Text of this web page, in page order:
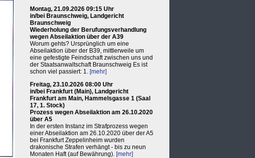
Montag, 21.09.2026 09:15 Uhr
in/bei Braunschweig, Landgericht
Braunschweig
Wiederholung der Berufungsverhandlung
wegen Abseilaktion über der A39
Worum gehts? Ursprünglich um eine
Abseilaktion über der B39, mittlerweile um
eine gefestigte Feindschaft zwischen uns und
der Staatsanwaltschaft Braunschweig Es ist
schon viel passiert: 1. [mehr]
Freitag, 23.10.2026 08:00 Uhr
in/bei Frankfurt (Main), Landgericht
Frankfurt am Main, Hammelsgasse 1 (Saal
17, 1. Stock)
Prozess wegen Abseilaktion am 26.10.2020
über A5
In der ersten Instanz im Strafprozess wegen
einer Abseilaktion am 26.10.2020 über der A5
bei Frankfurt Zeppelinheim wurden
drakonische Strafen verhängt - bis zu neun
Monaten Haft (auf Bewährung). [mehr]